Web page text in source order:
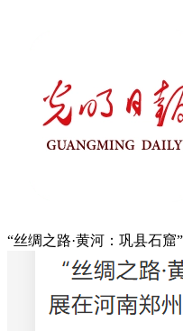
“丝绸之路·黄河：巩县石